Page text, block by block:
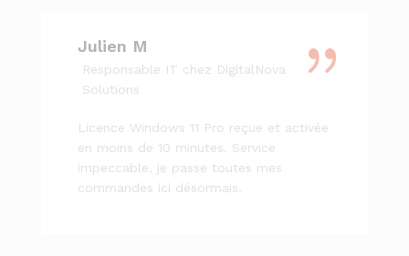
Julien M
Responsable IT chez DigitalNova
Solutions
Licence Windows 11 Pro reçue et activée
en moins de 10 minutes. Service
impeccable, je passe toutes mes
commandes ici désormais.